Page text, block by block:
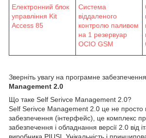
Електронний блок
управління Kit
Access 85
Система
віддаленого
контролю паливом
на 1 резервуар
OCIO GSM
Зверніть увагу на програмне забезпечення
Management 2.0
Що таке Self Serivce Management 2.0?
Self Serivce Management 2.0 це не просто
забезпечення (інтерфейс), це комплекс
забезпечення і обладнання версії 2.0 від